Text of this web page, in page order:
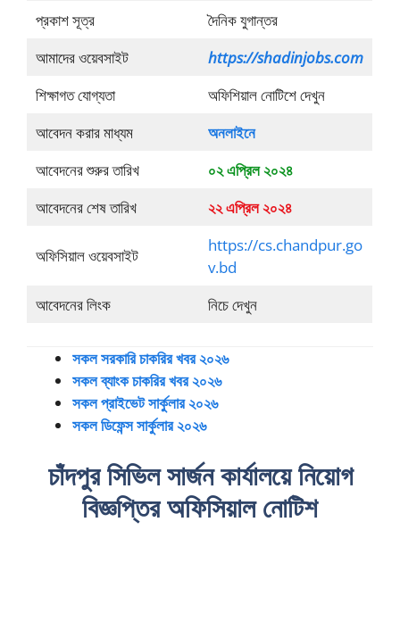
প্রকাশ সূত্র
দৈনিক যুগান্তর
আমাদের ওয়েবসাইট
https://shadinjobs.com
শিক্ষাগত যোগ্যতা
অফিশিয়াল নোটিশে দেখুন
আবেদন করার মাধ্যম
অনলাইনে
আবেদনের শুরুর তারিখ
০২ এপ্রিল ২০২৪
আবেদনের শেষ তারিখ
২২ এপ্রিল ২০২৪
অফিসিয়াল ওয়েবসাইট
https://cs.chandpur.go
v.bd
আবেদনের লিংক
নিচে দেখুন
সকল সরকারি চাকরির খবর ২০২৬
সকল ব্যাংক চাকরির খবর ২০২৬
সকল প্রাইভেট সার্কুলার ২০২৬
সকল ডিফেন্স সার্কুলার ২০২৬
চাঁদপুর সিভিল সার্জন কার্যালয়ে নিয়োগ
বিজ্ঞপ্তির অফিসিয়াল নোটিশ